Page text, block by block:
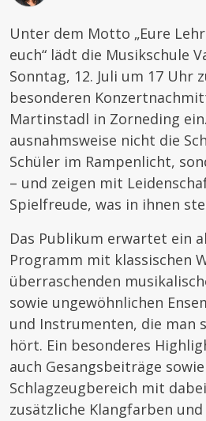
Unter dem Motto „Eure
euch“ lädt die Musikschule
Sonntag, 12. Juli um 17 Uhr
besonderen
Martinstadl in Zorneding
ausnahmsweise nicht die
Schüler im Rampenlicht,
– und zeigen mit
Spielfreude, was in ihnen
Das Publikum erwartet ein
Programm mit klassischen
überraschenden
sowie ungewöhnlichen
und Instrumenten, die man
hört. Ein besonderes
auch Gesangsbeiträge
Schlagzeugbereich mit
zusätzliche Klangfarben